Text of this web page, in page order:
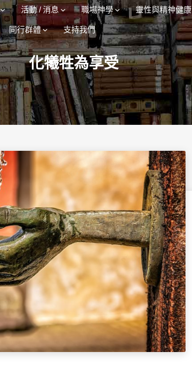
活動 / 消息 職場神學 靈性與精神健康
同行群體 支持我們
化犧牲為享受